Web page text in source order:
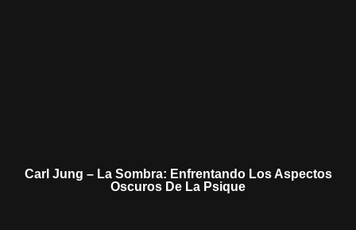
Carl Jung – La Sombra: Enfrentando Los Aspectos
Oscuros De La Psique